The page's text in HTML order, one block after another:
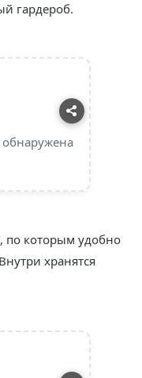
гардероб.
по которым удобно
хранятся